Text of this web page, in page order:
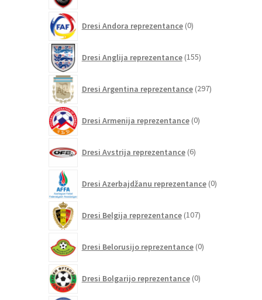
Dresi Andora reprezentance 0izdelkov
Dresi Anglija reprezentance 155izdelkov
Dresi Argentina reprezentance 297izdelkov
Dresi Armenija reprezentance 0izdelkov
Dresi Avstrija reprezentance 6izdelkov
Dresi Azerbajdžanu reprezentance 0izdelkov
Dresi Belgija reprezentance 107izdelkov
Dresi Belorusijo reprezentance 0izdelkov
Dresi Bolgarijo reprezentance 0izdelkov